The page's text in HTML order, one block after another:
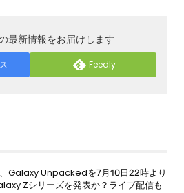
最新情報をお届けします
Feedly
Galaxy Unpackedを7月10日22時より
Zシリーズを発表か？ライブ配信も